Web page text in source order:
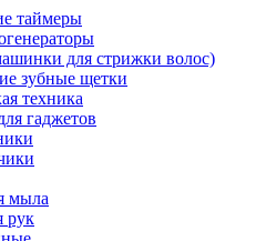
таймеры
для стрижки волос)
зубные щетки
техника
гаджетов
мыла
рук